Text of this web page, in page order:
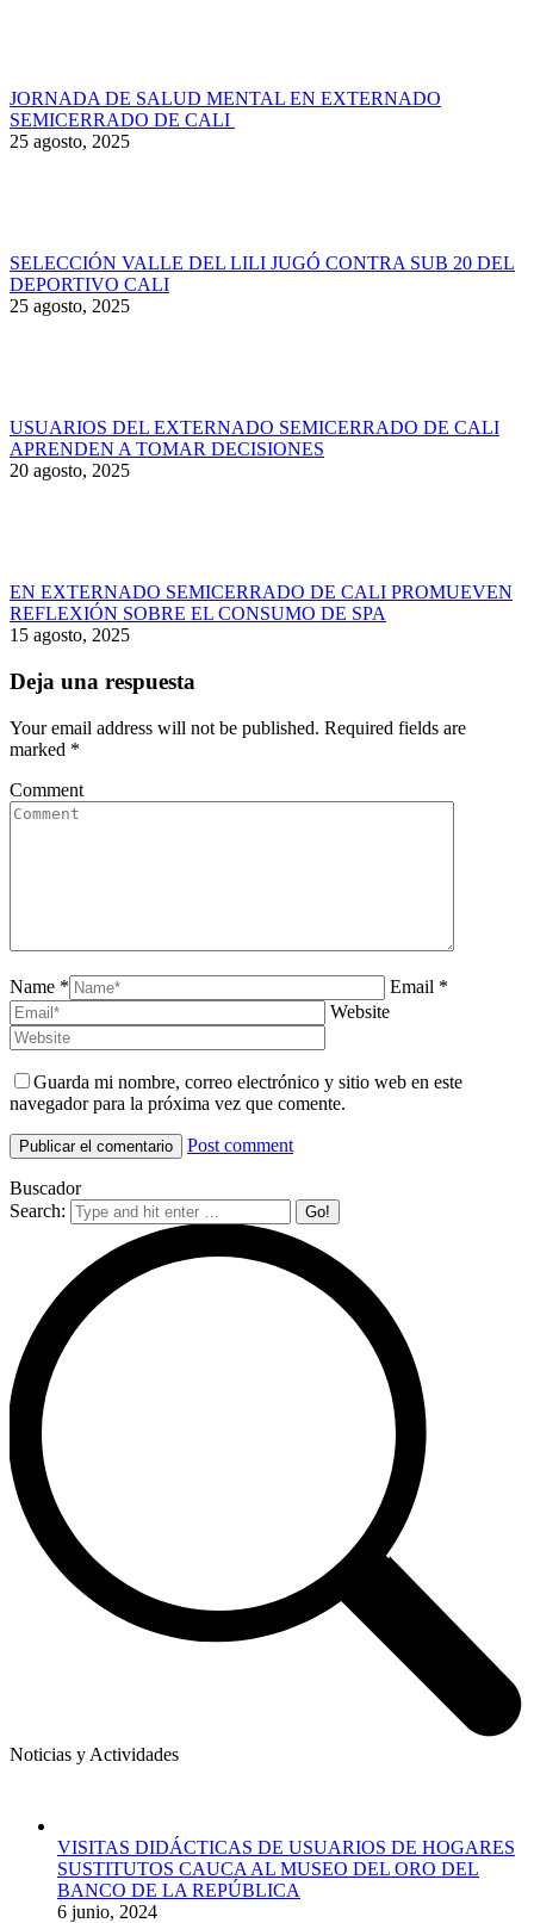
JORNADA DE SALUD MENTAL EN EXTERNADO
SEMICERRADO DE CALI
25 agosto, 2025
SELECCIÓN VALLE DEL LILI JUGÓ CONTRA SUB 20 DEL
DEPORTIVO CALI
25 agosto, 2025
USUARIOS DEL EXTERNADO SEMICERRADO DE CALI
APRENDEN A TOMAR DECISIONES
20 agosto, 2025
EN EXTERNADO SEMICERRADO DE CALI PROMUEVEN
REFLEXIÓN SOBRE EL CONSUMO DE SPA
15 agosto, 2025
Deja una respuesta
Your email address will not be published. Required fields are
marked *
Comment
Name *
Email *
Website
Guarda mi nombre, correo electrónico y sitio web en este
navegador para la próxima vez que comente.
Post comment
Buscador
Search:
Noticias y Actividades
VISITAS DIDÁCTICAS DE USUARIOS DE HOGARES
SUSTITUTOS CAUCA AL MUSEO DEL ORO DEL
BANCO DE LA REPÚBLICA
6 junio, 2024